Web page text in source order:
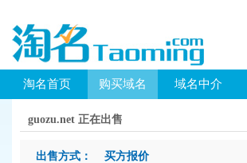
淘名首页 购买域名 域名中介
guozu.net 正在出售
出售方式： 买方报价